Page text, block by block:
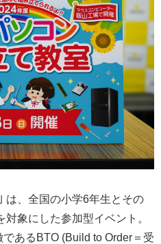
は、全国の小学6年生とその
象にした参加型イベント。
あるBTO (Build to Order＝受